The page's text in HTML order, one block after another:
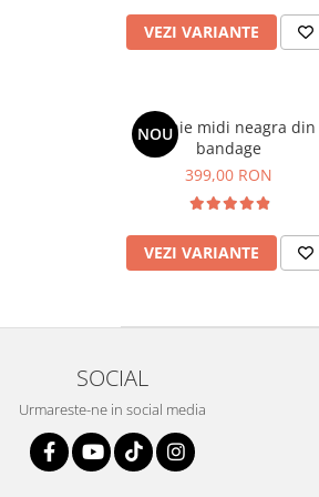
VEZI VARIANTE
NOU
Rochie midi neagra din
bandage
399,00 RON
VEZI VARIANTE
SOCIAL
Urmareste-ne in social media